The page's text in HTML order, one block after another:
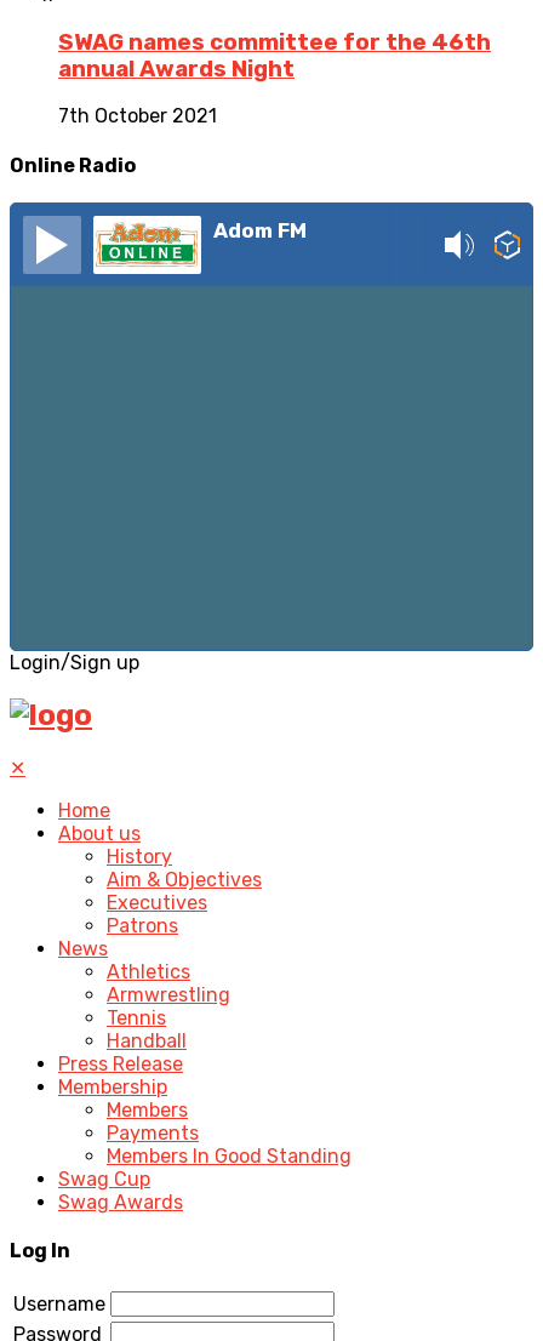
SWAG names committee for the 46th
annual Awards Night
7th October 2021
Online Radio
Adom FM
Login/Sign up
✕
Home
About us
History
Aim & Objectives
Executives
Patrons
News
Athletics
Armwrestling
Tennis
Handball
Press Release
Membership
Members
Payments
Members In Good Standing
Swag Cup
Swag Awards
Log In
Username
Password